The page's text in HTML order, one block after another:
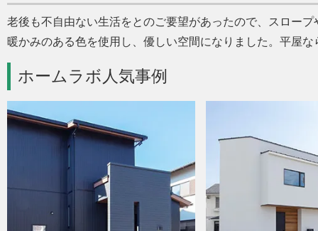
老後も不自由ない生活をとのご要望があったので、スロー
暖かみのある色を使用し、優しい空間になりました。平屋
ホームラボ人気事例